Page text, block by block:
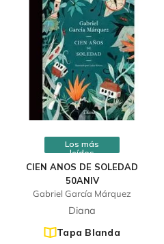
Los más
leídos
CIEN ANOS DE SOLEDAD
50ANIV
Gabriel García Márquez
Diana
Tapa Blanda